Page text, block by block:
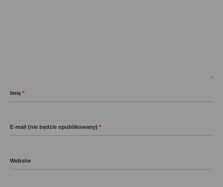
Imię *
E-mail (nie będzie opublikowany) *
Website